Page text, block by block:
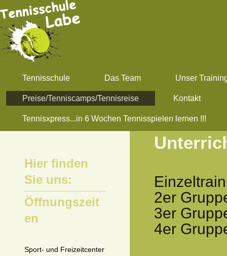
Tennisschule Das Team Unser
Preise/Tenniscamps/Tennisreise Kontakt
Tennisxpress...in 6 Wochen Tennisspielen lernen !!!
2er
3er
4er
Hier finden
Sie uns:
Öffnungszeit
en
Sport- und Freizeitcenter